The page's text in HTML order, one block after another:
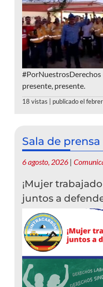
#PorNuestrosDerechos
presente, presente.
18 vistas | publicado el
Sala de prensa
6 agosto, 2026 |
¡Mujer
juntos a